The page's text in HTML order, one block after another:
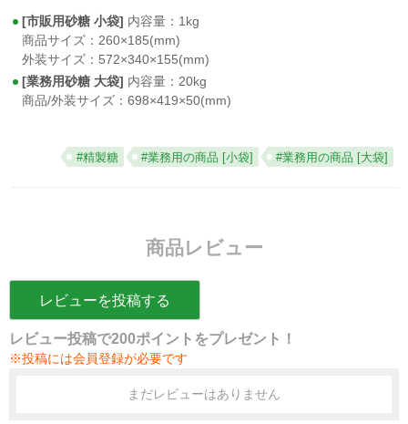
[市販用砂糖 小袋] 内容量：1kg
商品サイズ：260×185(mm)
外装サイズ：572×340×155(mm)
[業務用砂糖 大袋] 内容量：20kg
商品/外装サイズ：698×419×50(mm)
#精製糖 #業務用の商品 [小袋] #業務用の商品 [大袋]
商品レビュー
レビューを投稿する
レビュー投稿で200ポイントをプレゼント！
※投稿には会員登録が必要です
まだレビューはありません